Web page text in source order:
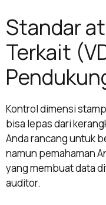
Standar
Terkait
Kontrol dimensi
bisa lepas dari
Anda rancang untuk
namun pemahaman
yang membuat data
auditor.